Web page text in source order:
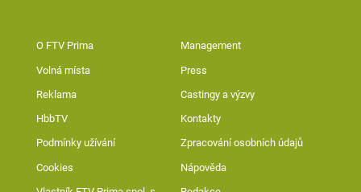
O FTV Prima Management
Volná místa Press
Reklama Castingy a výzvy
HbbTV Kontakty
Podmínky užívání Zpracování osobních údajů
Cookies Nápověda